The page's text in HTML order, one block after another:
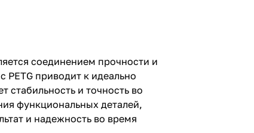
соединением прочности и
PETG приводит к идеально
стабильность и точность во
функциональных деталей,
и надежность во время